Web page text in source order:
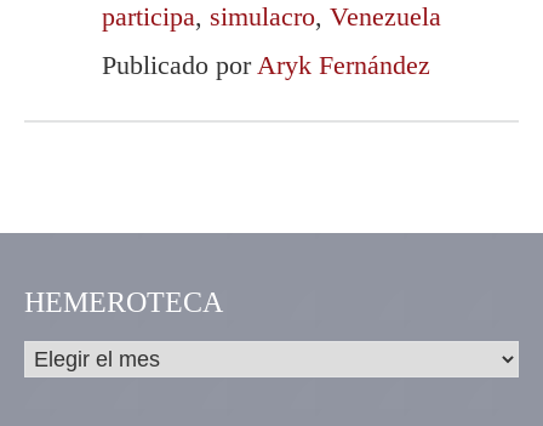
participa, simulacro, Venezuela
Publicado porAryk Fernández
HEMEROTECA